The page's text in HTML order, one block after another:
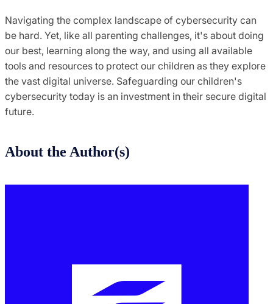
Navigating the complex landscape of cybersecurity can
be hard. Yet, like all parenting challenges, it's about doing
our best, learning along the way, and using all available
tools and resources to protect our children as they explore
the vast digital universe. Safeguarding our children's
cybersecurity today is an investment in their secure digital
future.
About the Author(s)